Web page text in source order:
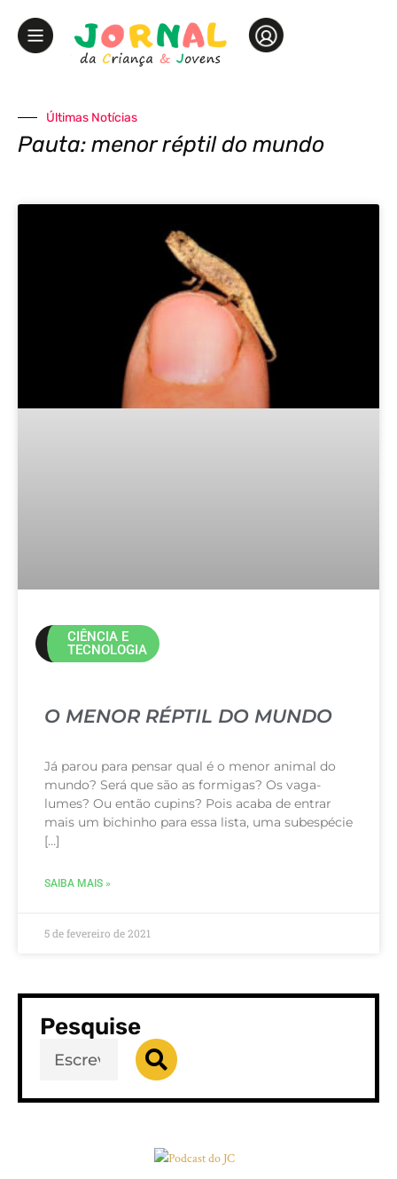
Últimas Notícias
Pauta: menor réptil do mundo
CIÊNCIA E
TECNOLOGIA
O MENOR RÉPTIL DO MUNDO
Já parou para pensar qual é o menor animal do
mundo? Será que são as formigas? Os vaga-
lumes? Ou então cupins? Pois acaba de entrar
mais um bichinho para essa lista, uma subespécie
[…]
SAIBA MAIS »
5 de fevereiro de 2021
Pesquise